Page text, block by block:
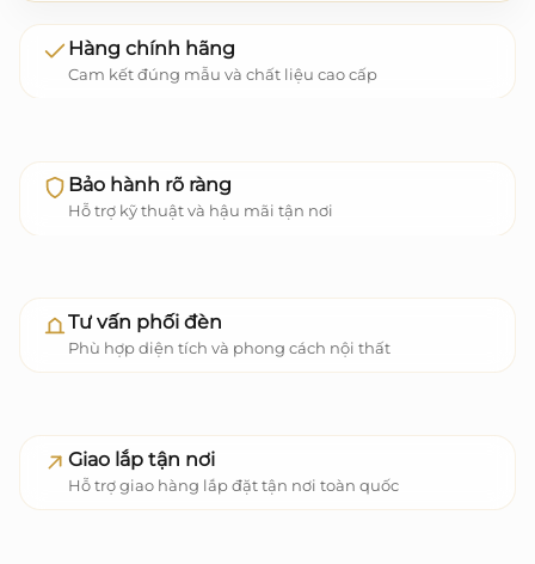
Hàng chính hãng
Cam kết đúng mẫu và chất liệu cao cấp
Bảo hành rõ ràng
Hỗ trợ kỹ thuật và hậu mãi tận nơi
Tư vấn phối đèn
Phù hợp diện tích và phong cách nội thất
Giao lắp tận nơi
Hỗ trợ giao hàng lắp đặt tận nơi toàn quốc